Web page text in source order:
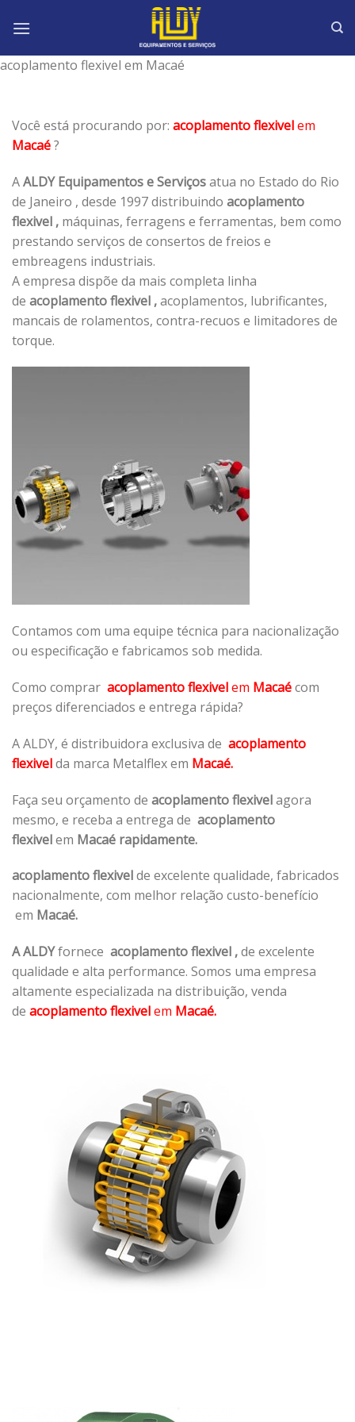
acoplamento flexivel em Macaé
Você está procurando por: acoplamento flexivelem
Macaé?
AALDY Equipamentos e Serviçosatua no Estado do Rio
de Janeiro , desde 1997 distribuindo acoplamento
flexivel , máquinas, ferragens e ferramentas, bem como
prestando serviços de consertos de freios e
embreagens industriais.
A empresa dispõe da mais completa linha
de acoplamento flexivel ,acoplamentos, lubrificantes,
mancais de rolamentos, contra-recuos e limitadores de
torque.
Contamos com uma equipe técnica para nacionalização
ou especificação e fabricamos sob medida.
Como comprar acoplamento flexivelem Macaécom
preços diferenciados e entrega rápida?
A ALDY, é distribuidora exclusiva de acoplamento
flexivelda marca Metalflex em Macaé.
Faça seu orçamento de acoplamento flexivelagora
mesmo, e receba a entrega de acoplamento
flexivelem Macaé rapidamente.
acoplamento flexivelde excelente qualidade, fabricados
nacionalmente, com melhor relação custo-benefício
em Macaé.
A ALDYfornece acoplamento flexivel ,de excelente
qualidade e alta performance. Somos uma empresa
altamente especializada na distribuição, venda
de acoplamento flexivelem Macaé.